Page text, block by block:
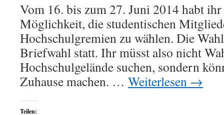
Vom 16. bis zum 27. Juni 2014 habt
Möglichkeit, die studentischen
Hochschulgremien zu wählen. Die
Briefwahl statt. Ihr müsst also nicht
Hochschulgelände suchen, sondern
Zuhause machen. … Weiterlesen →
Teilen: